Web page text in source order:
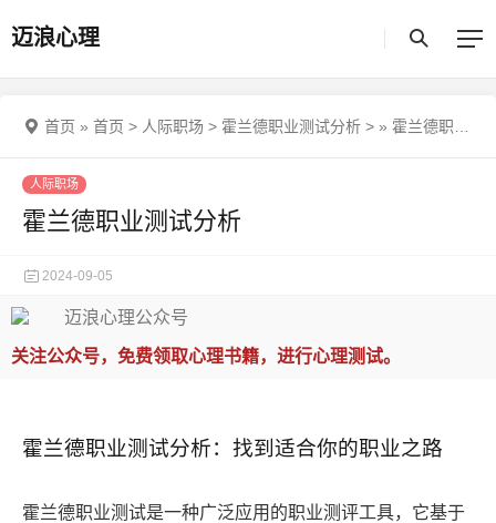
迈浪心理
首页 » 首页 > 人际职场 > 霍兰德职业测试分析 > » 霍兰德职业测试分析
人际职场
霍兰德职业测试分析
2024-09-05
关注公众号，免费领取心理书籍，进行心理测试。
霍兰德职业测试分析：找到适合你的职业之路
霍兰德职业测试是一种广泛应用的职业测评工具，它基于